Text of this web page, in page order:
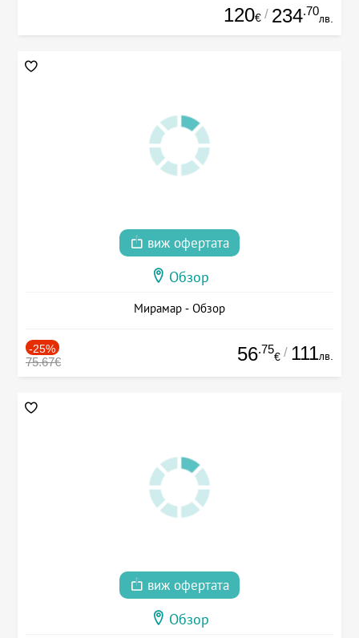
120€ / 234.70
лв.
виж офертата
Обзор
Мирамар - Обзор
-25%
75.67€ 56.75
€ / 111лв.
виж офертата
Обзор